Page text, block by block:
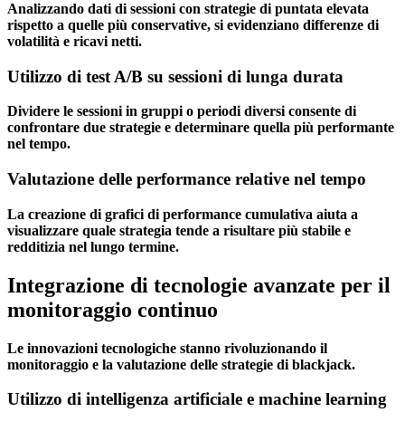
Analizzando dati di sessioni con strategie di puntata elevata
rispetto a quelle più conservative, si evidenziano differenze di
volatilità e ricavi netti.
Utilizzo di test A/B su sessioni di lunga durata
Dividere le sessioni in gruppi o periodi diversi consente di
confrontare due strategie e determinare quella più performante
nel tempo.
Valutazione delle performance relative nel tempo
La creazione di grafici di performance cumulativa aiuta a
visualizzare quale strategia tende a risultare più stabile e
redditizia nel lungo termine.
Integrazione di tecnologie avanzate per il
monitoraggio continuo
Le innovazioni tecnologiche stanno rivoluzionando il
monitoraggio e la valutazione delle strategie di blackjack.
Utilizzo di intelligenza artificiale e machine learning